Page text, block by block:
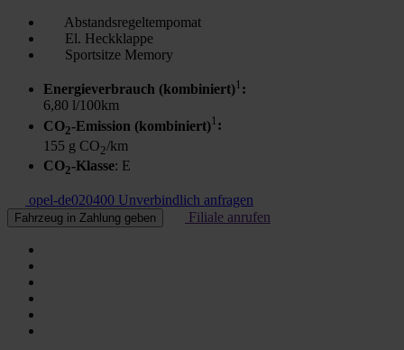
Abstandsregeltempomat
El. Heckklappe
Sportsitze Memory
Energieverbrauch (kombiniert)1 :
6,80 l/100km
CO2-Emission (kombiniert)1 :
155 g CO2/km
CO2-Klasse: E
opel-de020400 Unverbindlich anfragen
Fahrzeug in Zahlung geben Filiale anrufen